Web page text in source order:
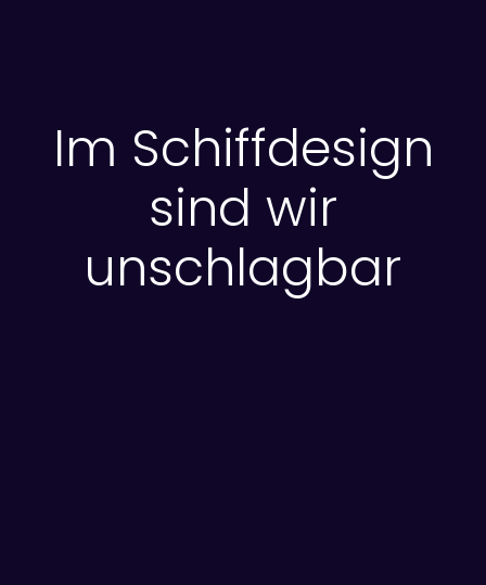
Im Schiffdesign
sind wir
unschlagbar